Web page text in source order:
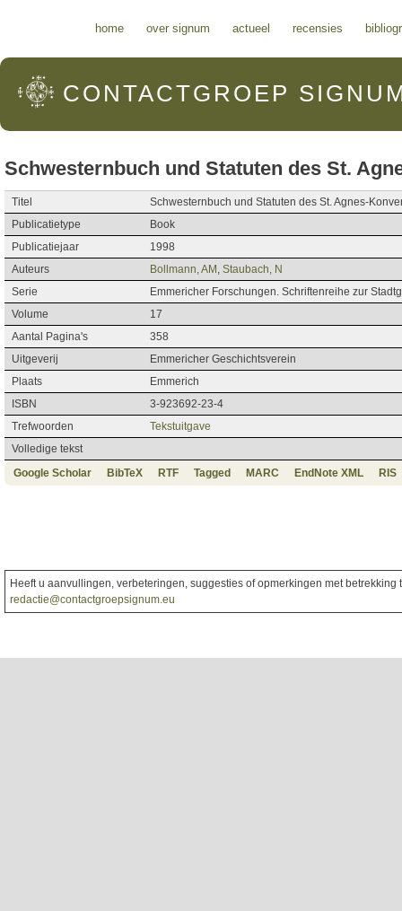
home over signum actueel recensies
CONTACTGROEP
Schwesternbuch und Statuten des St.
Titel
Schwesternbuch und Statuten des St. Agnes-
Publicatietype
Book
Publicatiejaar
1998
Auteurs
Bollmann, AM Staubach, N
Serie
Emmericher Forschungen. Schriftenreihe zur
Volume
17
Aantal Pagina's
358
Uitgeverij
Emmericher Geschichtsverein
Plaats
Emmerich
ISBN
3-923692-23-4
Trefwoorden
Tekstuitgave
Volledige tekst
Google Scholar
BibTeX RTF Tagged MARC EndNote XML RIS
Heeft u aanvullingen, verbeteringen, suggesties of opmerkingen met
redactie@contactgroepsignum.eu